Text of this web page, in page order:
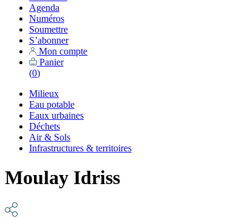
Agenda
Numéros
Soumettre
S’abonner
Mon compte
Panier
(0)
Milieux
Eau potable
Eaux urbaines
Déchets
Air & Sols
Infrastructures & territoires
Moulay Idriss